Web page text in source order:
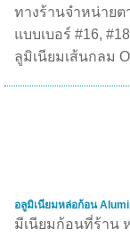
ทางร้านจำหน่ายต
แบบเบอร์ #16,
ลูมิเนียมเส้นกลม
อลูมิเนียมหล่อก้อน
มีเนียมก้อนที่ร้าน